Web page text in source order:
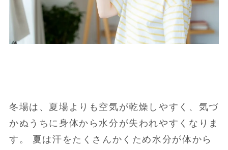
冬場は、夏場よりも空気が乾燥しやすく、気づ
かぬうちに身体から水分が失われやすくなりま
す。 夏は汗をたくさんかくため水分が体から